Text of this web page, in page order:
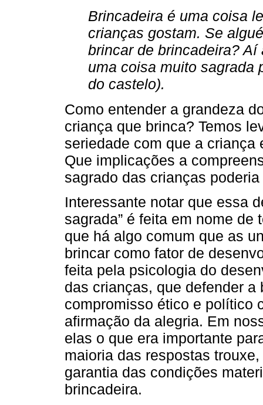
Brincadeira é uma coisa
crianças gostam. Se
brincar de brincadeira?
uma coisa muito sagrada
do castelo).
Como entender a grandeza
criança que brinca? Temos
seriedade com que a
Que implicações a
sagrado das crianças
Interessante notar que essa
sagrada” é feita em nome
que há algo comum que as
brincar como fator de
feita pela psicologia do
das crianças, que defender
compromisso ético e político
afirmação da alegria. Em
elas o que era importante
maioria das respostas
garantia das condições
brincadeira.